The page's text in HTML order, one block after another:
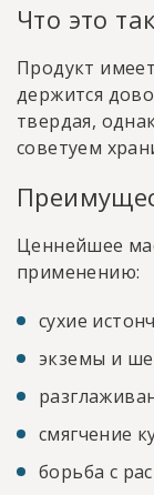
Что это
Продукт
держится
твердая,
советуем
Ценнейшее
применению:
сухие
экземы и
смягчение
борьба с